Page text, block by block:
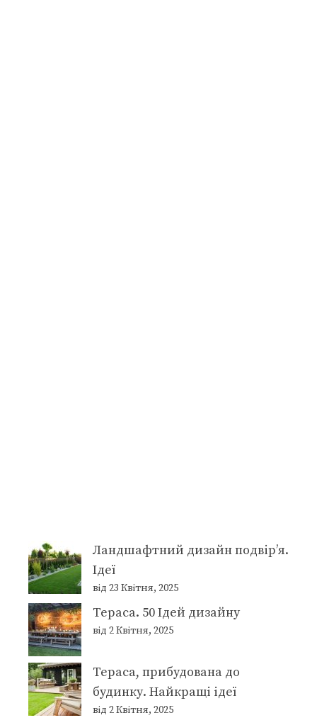
Ландшафтний дизайн подвір’я.
Ідеї
від 23 Квітня, 2025
Тераса. 50 Ідей дизайну
від 2 Квітня, 2025
Тераса, прибудована до
будинку. Найкращі ідеї
від 2 Квітня, 2025